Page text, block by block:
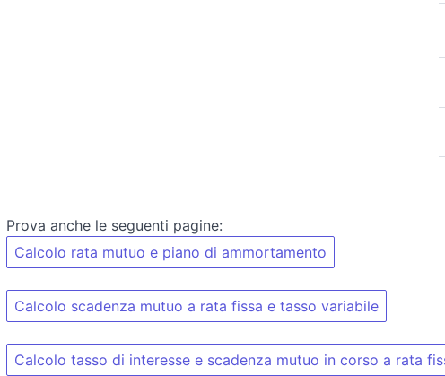
Prova anche le seguenti pagine:
Calcolo rata mutuo e piano di ammortamento
Calcolo scadenza mutuo a rata fissa e tasso variabile
Calcolo tasso di interesse e scadenza mutuo in corso a rata